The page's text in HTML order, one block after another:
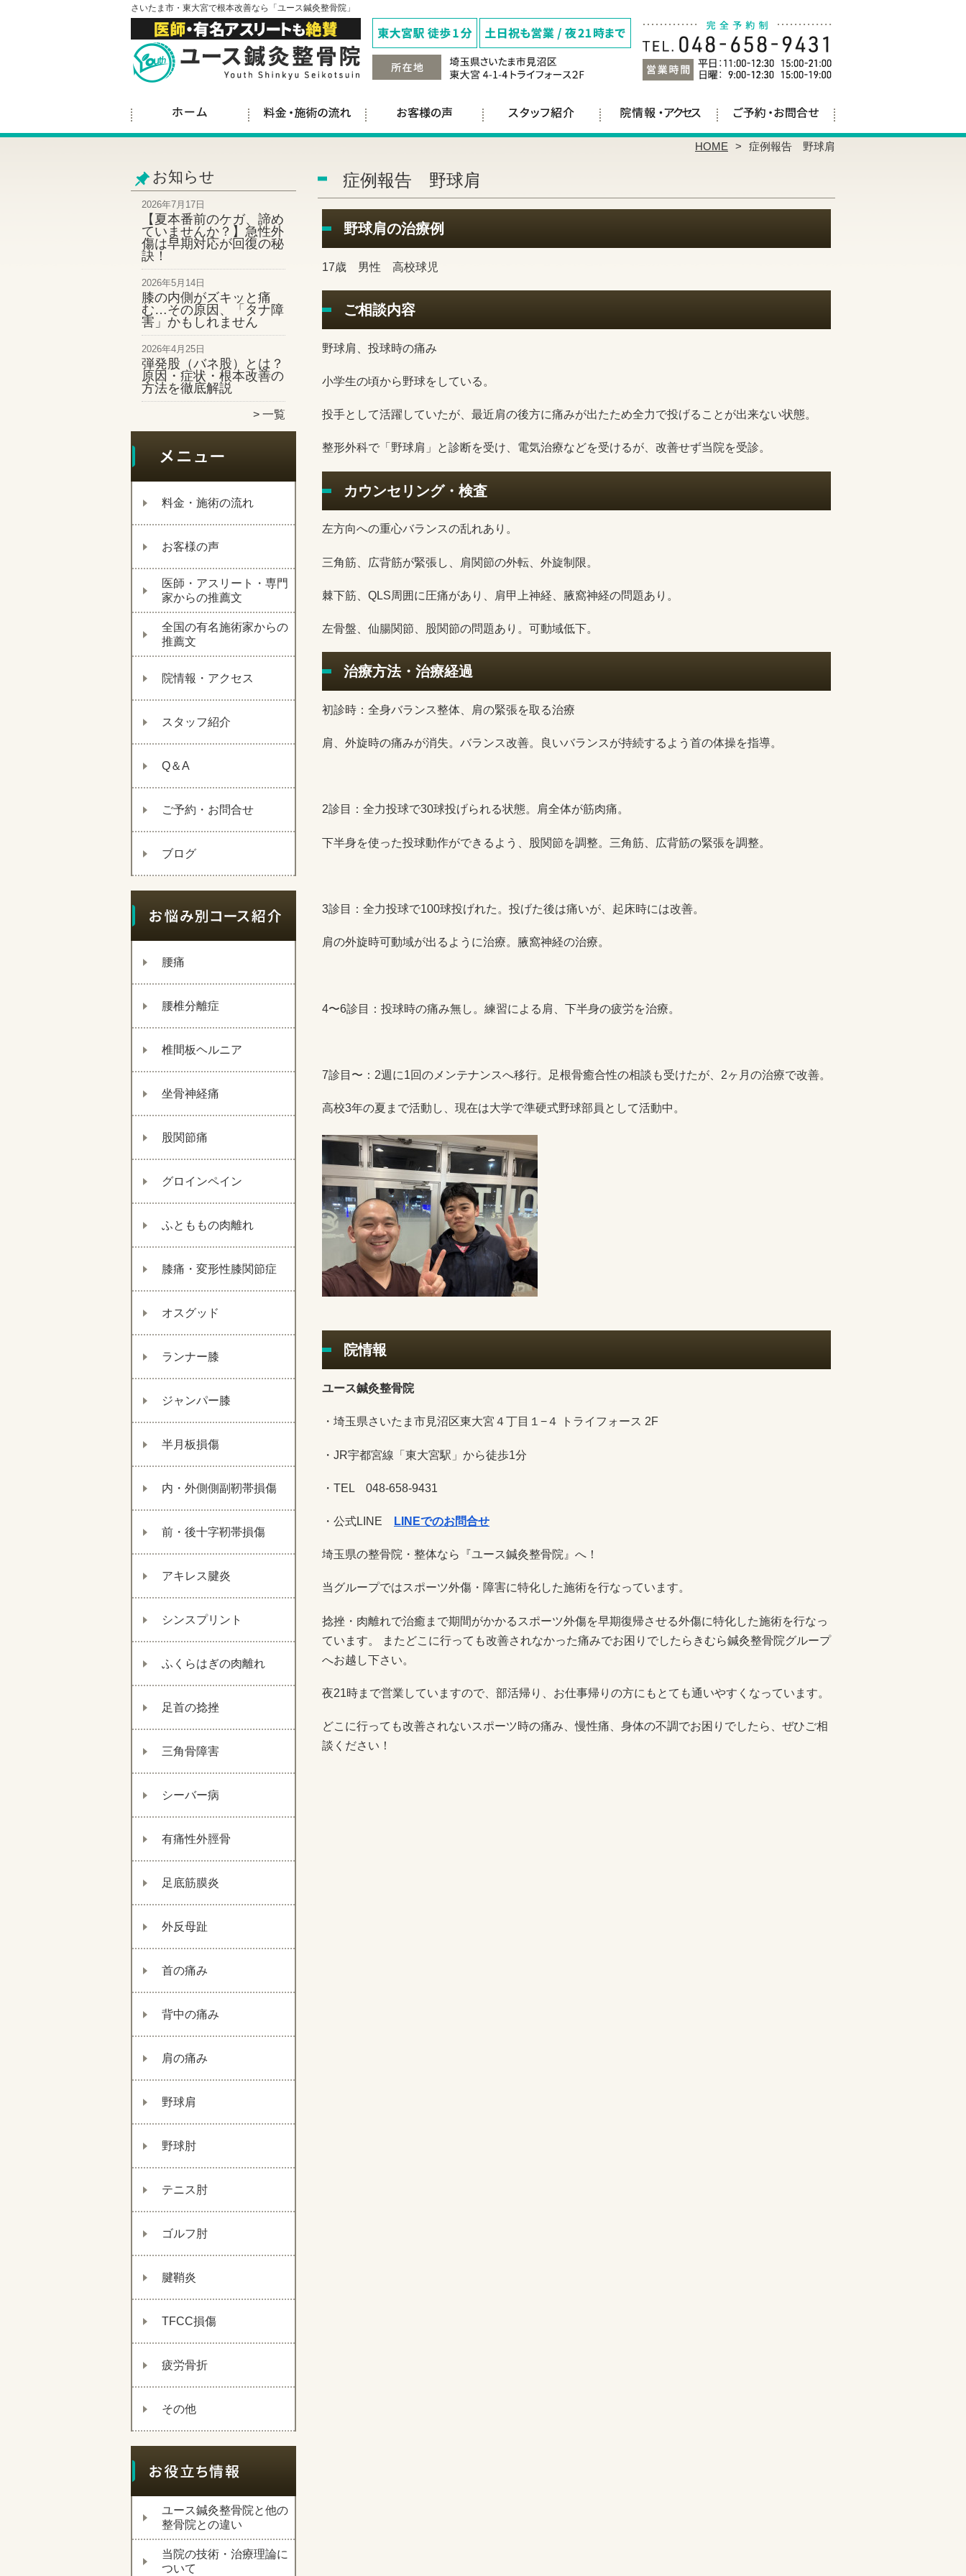
さいたま市・東大宮で根本改善なら「ユース鍼灸整骨院」
HOME 症例報告 野球肩
お知らせ
2026年7月17日
【夏本番前のケガ、諦め
ていませんか？】急性外
傷は早期対応が回復の秘
訣！
2026年5月14日
膝の内側がズキッと痛
む…その原因、「タナ障
害」かもしれません
2026年4月25日
弾発股（バネ股）とは？
原因・症状・根本改善の
方法を徹底解説
一覧
料金・施術の流れ
お客様の声
医師・アスリート・専門
家からの推薦文
全国の有名施術家からの
推薦文
院情報・アクセス
スタッフ紹介
Q＆A
ご予約・お問合せ
ブログ
腰痛
腰椎分離症
椎間板ヘルニア
坐骨神経痛
股関節痛
グロインペイン
ふとももの肉離れ
膝痛・変形性膝関節症
オスグッド
ランナー膝
ジャンパー膝
半月板損傷
内・外側側副靭帯損傷
前・後十字靭帯損傷
アキレス腱炎
シンスプリント
ふくらはぎの肉離れ
足首の捻挫
三角骨障害
シーバー病
有痛性外脛骨
足底筋膜炎
外反母趾
首の痛み
背中の痛み
肩の痛み
野球肩
野球肘
テニス肘
ゴルフ肘
腱鞘炎
TFCC損傷
疲労骨折
その他
ユース鍼灸整骨院と他の
整骨院との違い
当院の技術・治療理論に
ついて
症例報告 野球肩
野球肩の治療例
17歳 男性 高校球児
ご相談内容
野球肩、投球時の痛み
小学生の頃から野球をしている。
投手として活躍していたが、最近肩の後方に痛みが出たため全力で投げることが出来ない状態。
整形外科で「野球肩」と診断を受け、電気治療などを受けるが、改善せず当院を受診。
カウンセリング・検査
左方向への重心バランスの乱れあり。
三角筋、広背筋が緊張し、肩関節の外転、外旋制限。
棘下筋、QLS周囲に圧痛があり、肩甲上神経、腋窩神経の問題あり。
左骨盤、仙腸関節、股関節の問題あり。可動域低下。
治療方法・治療経過
初診時：全身バランス整体、肩の緊張を取る治療
肩、外旋時の痛みが消失。バランス改善。良いバランスが持続するよう首の体操を指導。
2診目：全力投球で30球投げられる状態。肩全体が筋肉痛。
下半身を使った投球動作ができるよう、股関節を調整。三角筋、広背筋の緊張を調整。
3診目：全力投球で100球投げれた。投げた後は痛いが、起床時には改善。
肩の外旋時可動域が出るように治療。腋窩神経の治療。
4〜6診目：投球時の痛み無し。練習による肩、下半身の疲労を治療。
7診目〜：2週に1回のメンテナンスへ移行。足根骨癒合性の相談も受けたが、2ヶ月の治療で改善。
高校3年の夏まで活動し、現在は大学で準硬式野球部員として活動中。
院情報
ユース鍼灸整骨院
・埼玉県さいたま市見沼区東大宮４丁目１−４ トライフォース 2F
・JR宇都宮線「東大宮駅」から徒歩1分
・TEL 048-658-9431
・公式LINE LINEでのお問合せ
埼玉県の整骨院・整体なら『ユース鍼灸整骨院』へ！
当グループではスポーツ外傷・障害に特化した施術を行なっています。
捻挫・肉離れで治癒まで期間がかかるスポーツ外傷を早期復帰させる外傷に特化した施術を行なっ
ています。 またどこに行っても改善されなかった痛みでお困りでしたらきむら鍼灸整骨院グループ
へお越し下さい。
夜21時まで営業していますので、部活帰り、お仕事帰りの方にもとても通いやすくなっています。
どこに行っても改善されないスポーツ時の痛み、慢性痛、身体の不調でお困りでしたら、ぜひご相
談ください！